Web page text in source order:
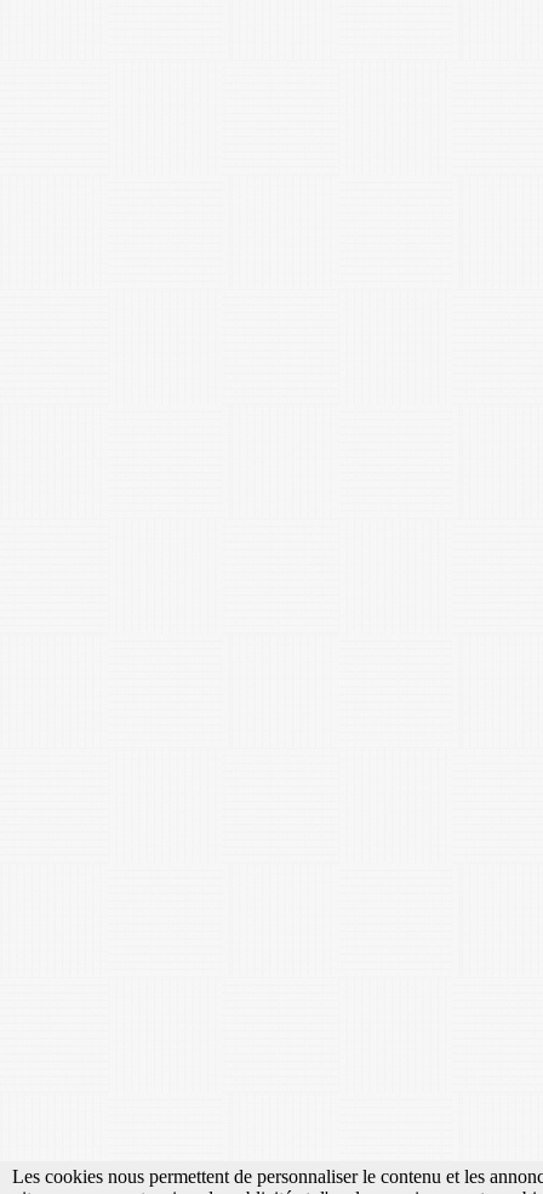
Les cookies nous permettent de personnaliser le contenu et les